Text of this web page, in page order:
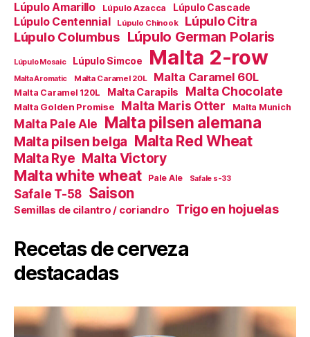
Lúpulo Amarillo Lúpulo Azacca Lúpulo Cascade
Lúpulo Centennial Lúpulo Chinook Lúpulo Citra
Lúpulo Columbus Lúpulo German Polaris
Lúpulo Mosaic Lúpulo Simcoe Malta 2-row
Malta Aromatic Malta Caramel 20L Malta Caramel 60L
Malta Caramel 120L Malta Carapils Malta Chocolate
Malta Golden Promise Malta Maris Otter Malta Munich
Malta Pale Ale Malta pilsen alemana
Malta pilsen belga Malta Red Wheat
Malta Rye Malta Victory
Malta white wheat Pale Ale Safale s-33
Safale T-58 Saison
Semillas de cilantro / coriandro Trigo en hojuelas
Recetas de cerveza
destacadas